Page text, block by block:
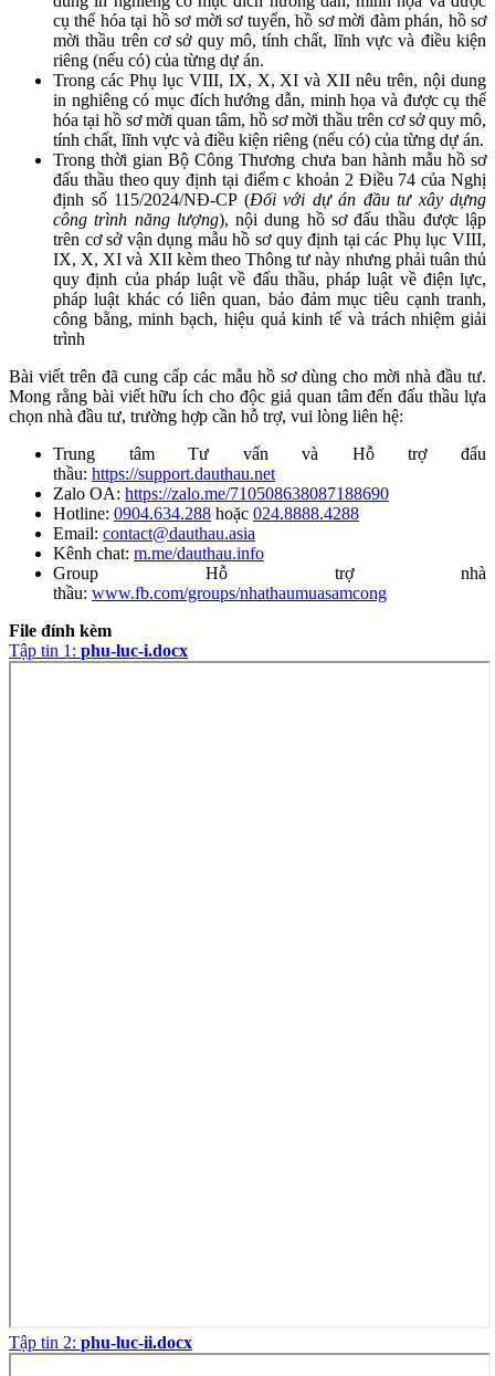
cụ thể hóa tại hồ sơ mời sơ tuyển, hồ sơ mời đàm phán, hồ sơ
mời thầu trên cơ sở quy mô, tính chất, lĩnh vực và điều kiện
riêng (nếu có) của từng dự án.
Trong các Phụ lục VIII, IX, X, XI và XII nêu trên, nội dung
in nghiêng có mục đích hướng dẫn, minh họa và được cụ thể
hóa tại hồ sơ mời quan tâm, hồ sơ mời thầu trên cơ sở quy mô,
tính chất, lĩnh vực và điều kiện riêng (nếu có) của từng dự án.
Trong thời gian Bộ Công Thương chưa ban hành mẫu hồ sơ
đấu thầu theo quy định tại điểm c khoản 2 Điều 74 của Nghị
định số 115/2024/NĐ-CP (Đối với dự án đầu tư xây dựng
công trình năng lượng), nội dung hồ sơ đấu thầu được lập
trên cơ sở vận dụng mẫu hồ sơ quy định tại các Phụ lục VIII,
IX, X, XI và XII kèm theo Thông tư này nhưng phải tuân thủ
quy định của pháp luật về đấu thầu, pháp luật về điện lực,
pháp luật khác có liên quan, bảo đảm mục tiêu cạnh tranh,
công bằng, minh bạch, hiệu quả kinh tế và trách nhiệm giải
trình
Bài viết trên đã cung cấp các mẫu hồ sơ dùng cho mời nhà đầu tư.
Mong rằng bài viết hữu ích cho độc giả quan tâm đến đấu thầu lựa
chọn nhà đầu tư, trường hợp cần hỗ trợ, vui lòng liên hệ:
Trung tâm Tư vấn và Hỗ trợ đấu
thầu: https://support.dauthau.net
Zalo OA: https://zalo.me/710508638087188690
Hotline: 0904.634.288 hoặc 024.8888.4288
Email: contact@dauthau.asia
Kênh chat: m.me/dauthau.info
Group Hỗ trợ nhà
thầu: www.fb.com/groups/nhathaumuasamcong
File đính kèm
Tập tin 1: phu-luc-i.docx
Tập tin 2: phu-luc-ii.docx